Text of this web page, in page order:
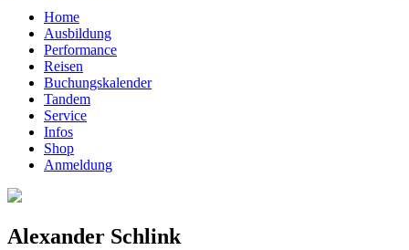
Home
Ausbildung
Performance
Reisen
Buchungskalender
Tandem
Service
Infos
Shop
Anmeldung
Alexander Schlink